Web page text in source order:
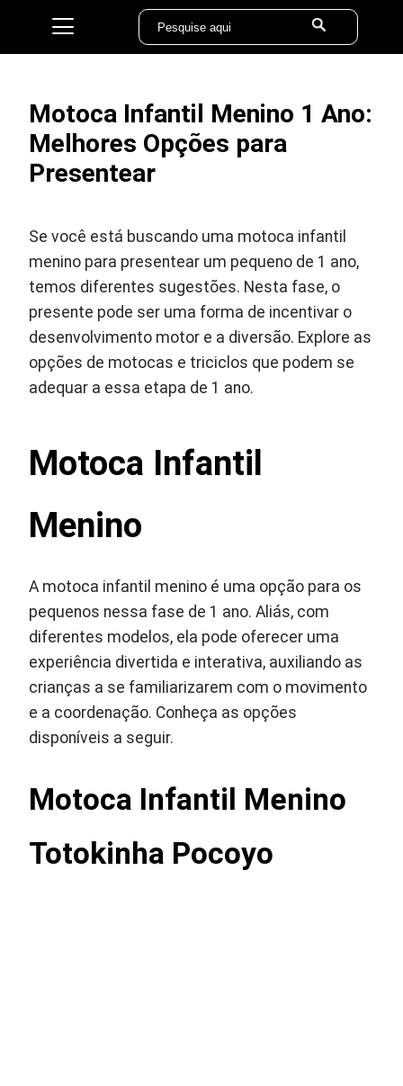
Motoca Infantil Menino 1 Ano:
Melhores Opções para
Presentear
Se você está buscando uma motoca infantil
menino para presentear um pequeno de 1 ano,
temos diferentes sugestões. Nesta fase, o
presente pode ser uma forma de incentivar o
desenvolvimento motor e a diversão. Explore as
opções de motocas e triciclos que podem se
adequar a essa etapa de 1 ano.
Motoca Infantil
Menino
A motoca infantil menino é uma opção para os
pequenos nessa fase de 1 ano. Aliás, com
diferentes modelos, ela pode oferecer uma
experiência divertida e interativa, auxiliando as
crianças a se familiarizarem com o movimento
e a coordenação. Conheça as opções
disponíveis a seguir.
Motoca Infantil Menino
Totokinha Pocoyo